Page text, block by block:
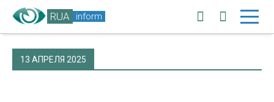
RUA inform
13 АПРЕЛЯ 2025